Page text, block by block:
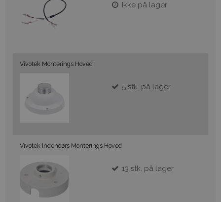
Ikke på lager
Vivotek Monterings Hoved
5 stk. på lager
Vivotek Indendørs Monterings Hoved
13 stk. på lager